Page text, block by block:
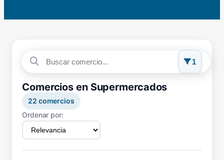
1
Comercios en Supermercados
22 comercios
Ordenar por: